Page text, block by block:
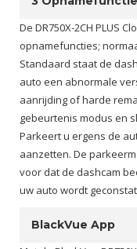
De DR750X-2CH PLUS
opnamefuncties;
Standaard staat de
auto een abnormale
aanrijding of harde
gebeurtenis modus en
Parkeert u ergens de
aanzetten. De
voor dat de dashcam
uw auto wordt
BlackVue App